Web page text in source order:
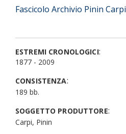
Fascicolo Archivio Pinin Carpi
ESTREMI CRONOLOGICI:
1877 - 2009
CONSISTENZA:
189 bb.
SOGGETTO PRODUTTORE:
Carpi, Pinin